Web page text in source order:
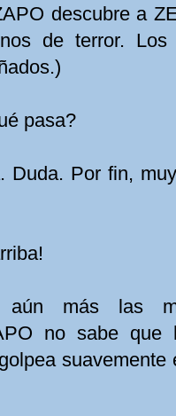
descubre a
de terror.
pasa?
Duda. Por fin,
aún más las
no sabe que
suavemente